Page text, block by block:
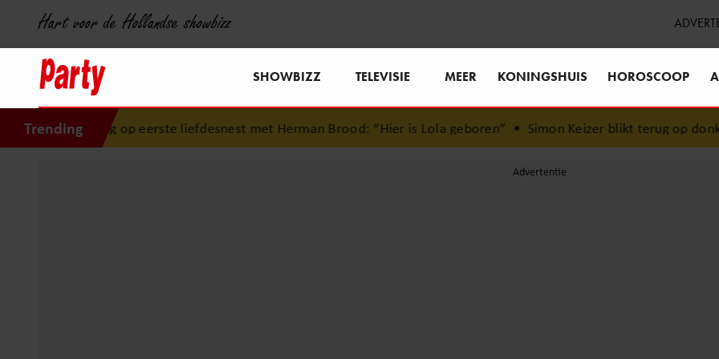
Hart voor de Hollandse showbizz
SHOWBIZZ TELEVISIE MEER KONINGSHUIS HOROSCOOP
Trending
op eerste liefdesnest met Herman Brood: “Hier is Lola geboren”•Simon Keizer blikt terug op donkere periode: ‘Ik